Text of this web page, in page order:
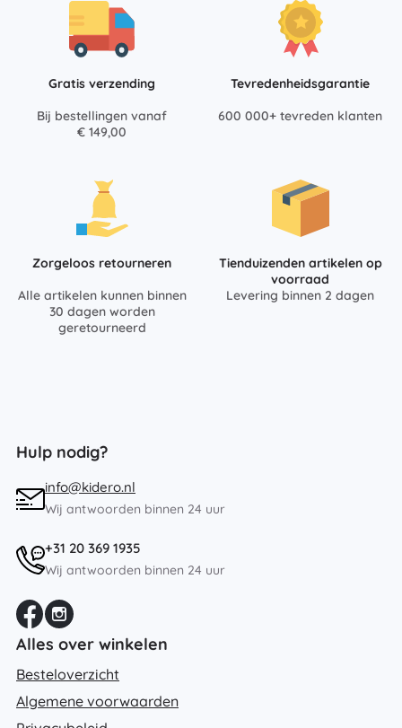
Gratis verzending
Bij bestellingen vanaf
€ 149,00
Tevredenheidsgarantie
600 000+ tevreden klanten
Zorgeloos retourneren
Alle artikelen kunnen binnen
30 dagen worden
geretourneerd
Tienduizenden artikelen op
voorraad
Levering binnen 2 dagen
Hulp nodig?
info@kidero.nl
Wij antwoorden binnen 24 uur
+31 20 369 1935
Wij antwoorden binnen 24 uur
Alles over winkelen
Besteloverzicht
Algemene voorwaarden